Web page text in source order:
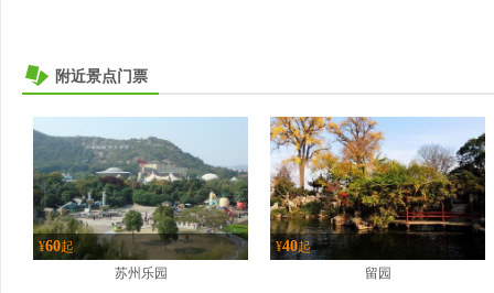
附近景点门票
¥60起
苏州乐园
¥40起
留园